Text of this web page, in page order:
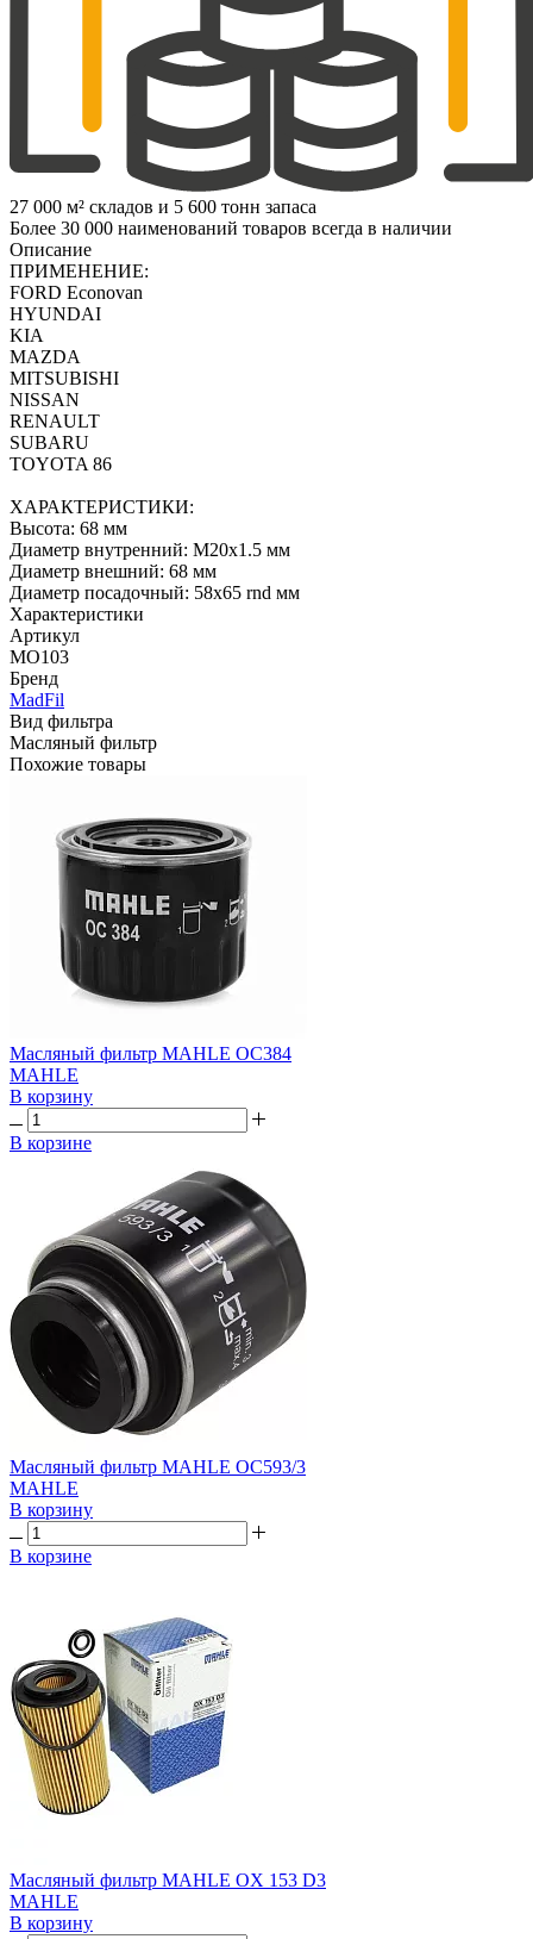
27 000 м² складов и 5 600 тонн запаса
Более 30 000 наименований товаров всегда в наличии
Описание
ПРИМЕНЕНИЕ:
FORD Econovan
HYUNDAI
KIA
MAZDA
MITSUBISHI
NISSAN
RENAULT
SUBARU
TOYOTA 86
ХАРАКТЕРИСТИКИ:
Высота: 68 мм
Диаметр внутренний: M20x1.5 мм
Диаметр внешний: 68 мм
Диаметр посадочный: 58x65 rnd мм
Характеристики
Артикул
MO103
Бренд
MadFil
Вид фильтра
Масляный фильтр
Похожие товары
Масляный фильтр MAHLE OC384
MAHLE
В корзину
В корзине
Масляный фильтр MAHLE OC593/3
MAHLE
В корзину
В корзине
Масляный фильтр MAHLE OX 153 D3
MAHLE
В корзину